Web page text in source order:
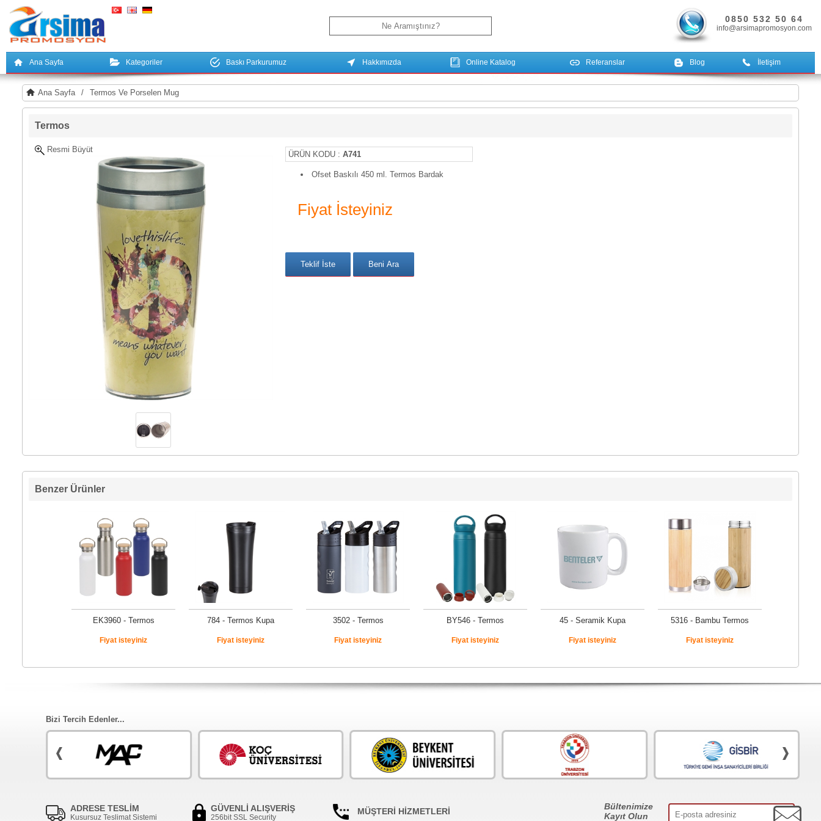
0850 532 50 64
info@arsimapromosyon.com
Ana Sayfa Kategoriler Baskı Parkurumuz Hakkımızda Online Katalog Referanslar Blog İletişim
Ana Sayfa / Termos Ve Porselen Mug
Termos
Resmi Büyüt
ÜRÜN KODU : A741
Ofset Baskılı 450 ml. Termos Bardak
Fiyat İsteyiniz
Benzer Ürünler
EK3960 - Termos
Fiyat isteyiniz
784 - Termos Kupa
Fiyat isteyiniz
3502 - Termos
Fiyat isteyiniz
BY546 - Termos
Fiyat isteyiniz
45 - Seramik Kupa
Fiyat isteyiniz
5316 - Bambu Termos
Fiyat isteyiniz
Bizi Tercih Edenler...
ADRESE TESLİM
Kusursuz Teslimat Sistemi
GÜVENLİ ALIŞVERİŞ
256bit SSL Security
MÜŞTERİ HİZMETLERİ
Bültenimize
Kayıt Olun